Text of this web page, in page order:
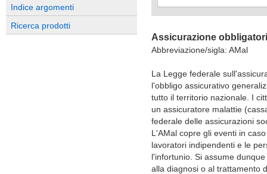
Indice argomenti
Ricerca prodotti
Assicurazione
Abbreviazione/sigla: AMal
La Legge federale
l'obbligo assicurativo
tutto il territorio nazionale. I
un assicuratore malattie
federale delle assicurazioni
L'AMal copre gli eventi in
lavoratori indipendenti e le
l'infortunio. Si assume
alla diagnosi o al trattamento